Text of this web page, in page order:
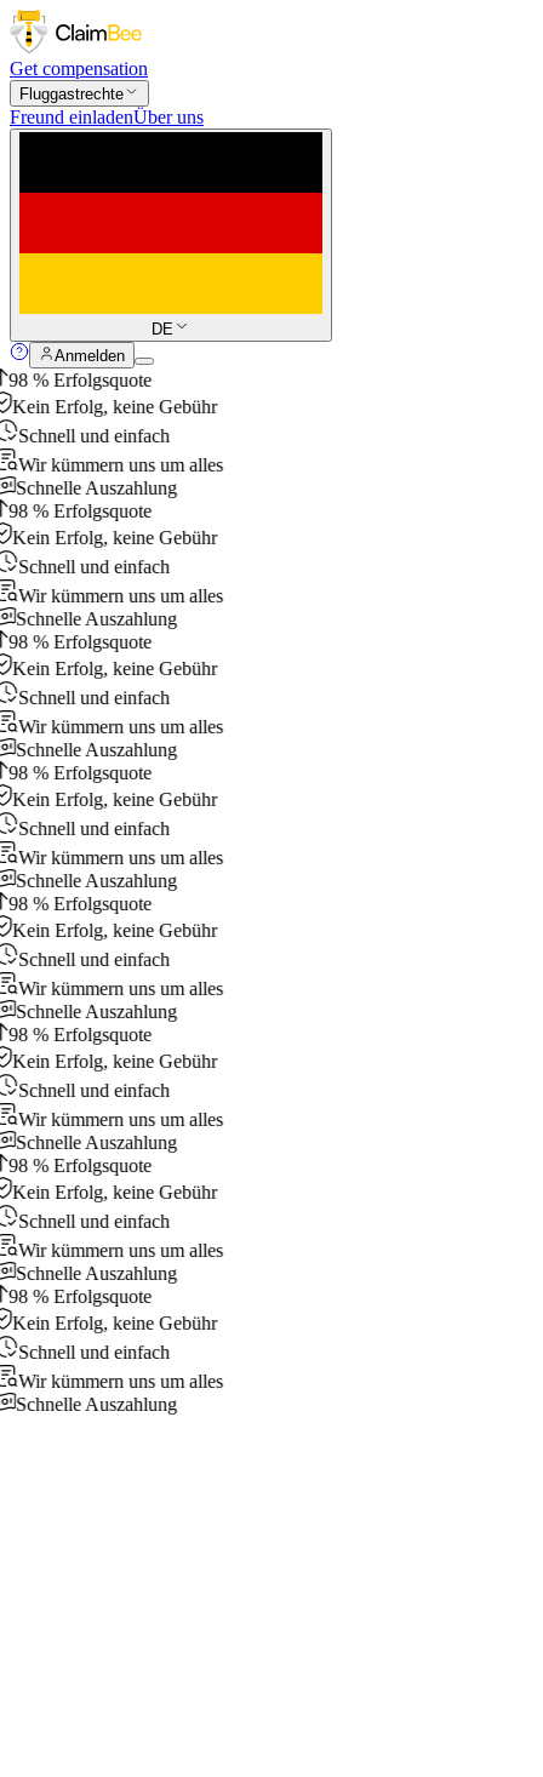
Get compensation
Fluggastrechte
Freund einladenÜber uns
DE
Anmelden
98 % Erfolgsquote
Kein Erfolg, keine Gebühr
Schnell und einfach
Wir kümmern uns um alles
Schnelle Auszahlung
98 % Erfolgsquote
Kein Erfolg, keine Gebühr
Schnell und einfach
Wir kümmern uns um alles
Schnelle Auszahlung
98 % Erfolgsquote
Kein Erfolg, keine Gebühr
Schnell und einfach
Wir kümmern uns um alles
Schnelle Auszahlung
98 % Erfolgsquote
Kein Erfolg, keine Gebühr
Schnell und einfach
Wir kümmern uns um alles
Schnelle Auszahlung
98 % Erfolgsquote
Kein Erfolg, keine Gebühr
Schnell und einfach
Wir kümmern uns um alles
Schnelle Auszahlung
98 % Erfolgsquote
Kein Erfolg, keine Gebühr
Schnell und einfach
Wir kümmern uns um alles
Schnelle Auszahlung
98 % Erfolgsquote
Kein Erfolg, keine Gebühr
Schnell und einfach
Wir kümmern uns um alles
Schnelle Auszahlung
98 % Erfolgsquote
Kein Erfolg, keine Gebühr
Schnell und einfach
Wir kümmern uns um alles
Schnelle Auszahlung